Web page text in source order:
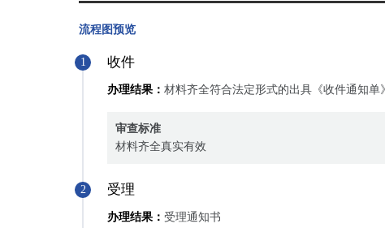
流程图预览
1 收件
办理结果： 材料齐全符合法定形式的出具《收件通知单
审查标准
材料齐全真实有效
2 受理
办理结果： 受理通知书